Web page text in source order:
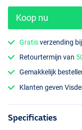
Koop nu
Gratisverzending
Retourtermijn van
Gemakkelijk
Klanten geven
Specificaties